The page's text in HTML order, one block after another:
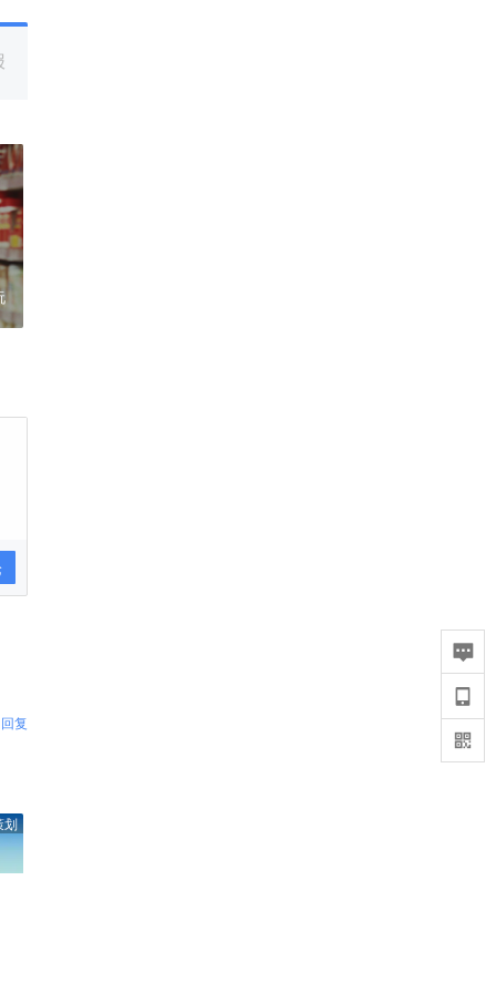
回复
划